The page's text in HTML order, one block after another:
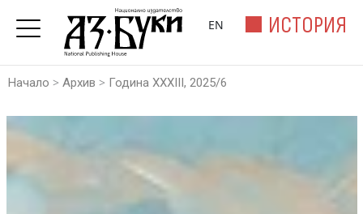
ИСТОРИЯ
EN
Начало > Архив > Година XXXIII, 2025/6